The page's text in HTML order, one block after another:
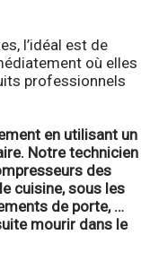
l’idéal est de
où elles
professionnels
en utilisant un
Notre technicien
des
cuisine, sous les
de porte, …
mourir dans le